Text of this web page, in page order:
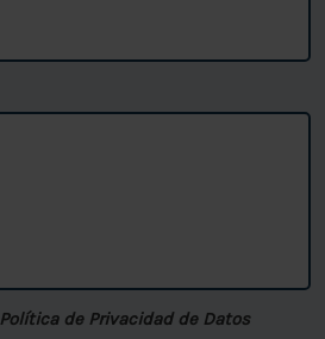
Política de Privacidad de Datos